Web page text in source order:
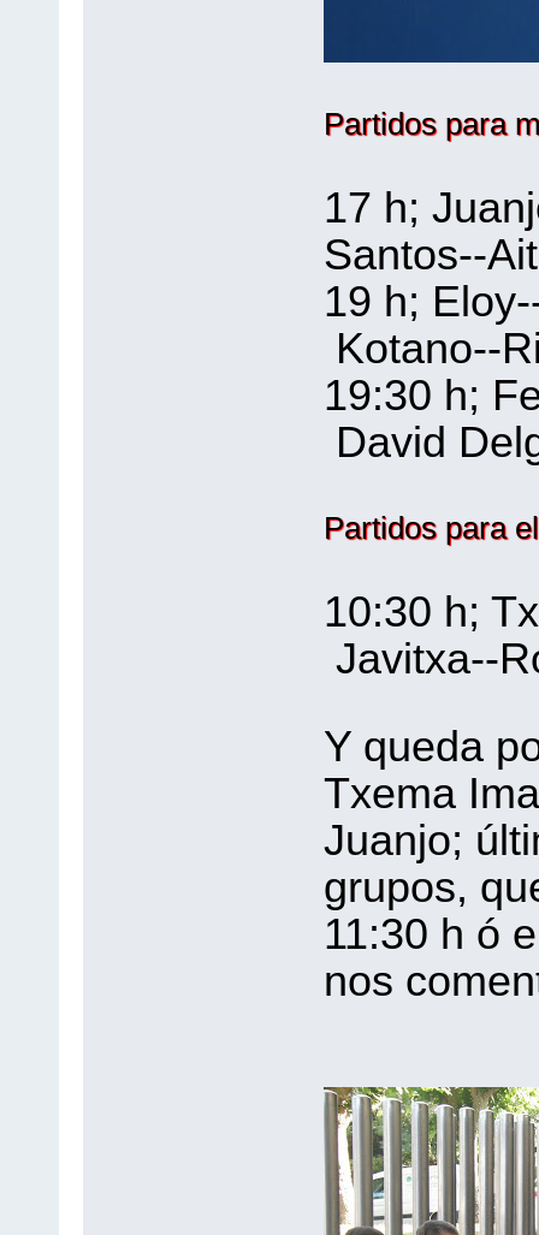
Partidos para
17 h;
Santos--
19 h;
Kotano--
19:30 h;
David
Partidos para
10:30 h;
Javitxa--
Y queda
Txema
Juanjo;
grupos,
11:30 h ó
nos